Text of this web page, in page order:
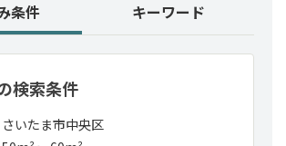
条件 キーワード
検索条件
さいたま市中央区